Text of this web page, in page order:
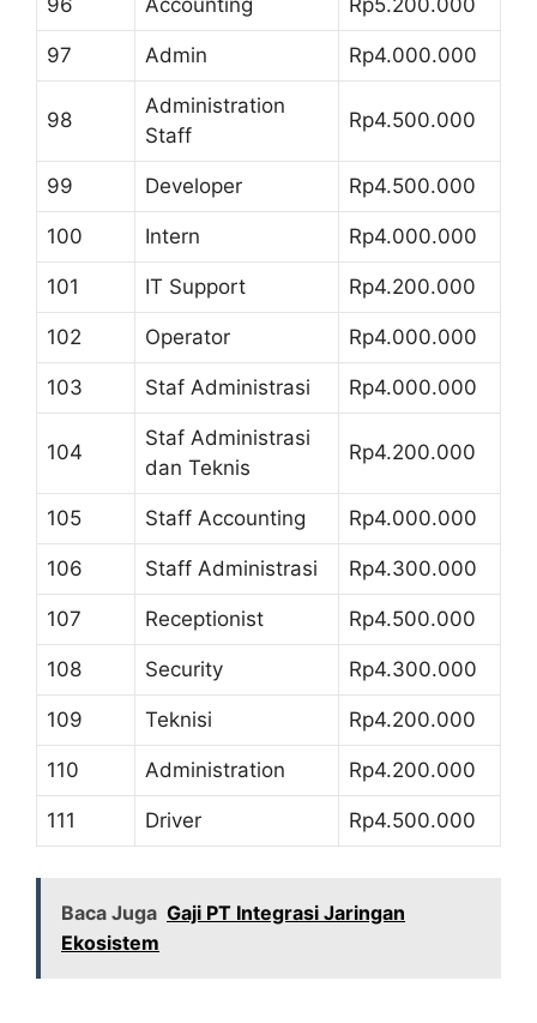
96 Accounting Rp5.200.000
97 Admin Rp4.000.000
98
Administration
Staff
Rp4.500.000
99 Developer Rp4.500.000
100 Intern Rp4.000.000
101 IT Support Rp4.200.000
102 Operator Rp4.000.000
103 Staf Administrasi Rp4.000.000
104
Staf Administrasi
dan Teknis
Rp4.200.000
105 Staff Accounting Rp4.000.000
106 Staff Administrasi Rp4.300.000
107 Receptionist Rp4.500.000
108 Security Rp4.300.000
109 Teknisi Rp4.200.000
110 Administration Rp4.200.000
111 Driver Rp4.500.000
Baca Juga Gaji PT Integrasi Jaringan
Ekosistem